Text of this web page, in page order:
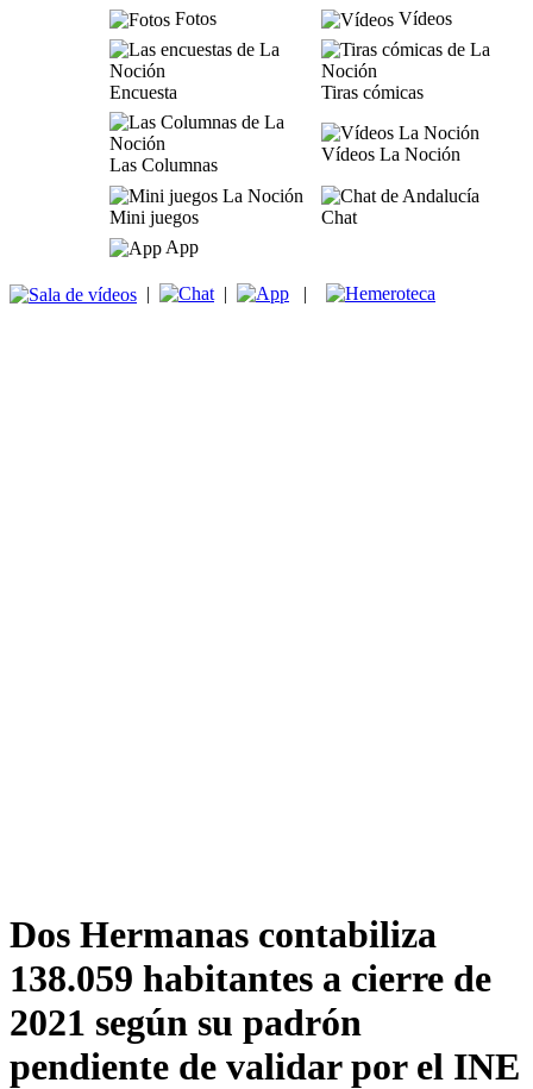
Fotos
Vídeos
Encuesta Tiras cómicas
Las Columnas
Vídeos La Noción
Mini juegos
Chat
App
| | |
Dos Hermanas contabiliza
138.059 habitantes a cierre de
2021 según su padrón
pendiente de validar por el INE